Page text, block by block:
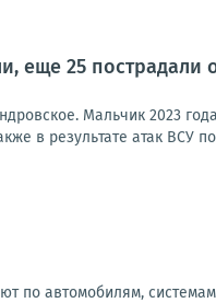
еще 25 пострадали
Мальчик 2023
в результате атак ВСУ
по автомобилям,